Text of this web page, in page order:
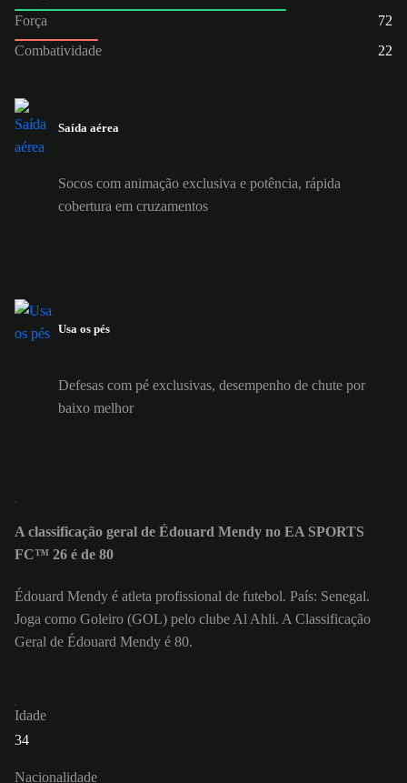
Força
72
Combatividade
22
Saída aérea
Socos com animação exclusiva e potência, rápida
cobertura em cruzamentos
Usa os pés
Defesas com pé exclusivas, desempenho de chute por
baixo melhor
A classificação geral de Édouard Mendy no EA SPORTS
FC™ 26 é de 80
Édouard Mendy é atleta profissional de futebol. País: Senegal.
Joga como Goleiro (GOL) pelo clube Al Ahli. A Classificação
Geral de Édouard Mendy é 80.
Idade
34
Nacionalidade